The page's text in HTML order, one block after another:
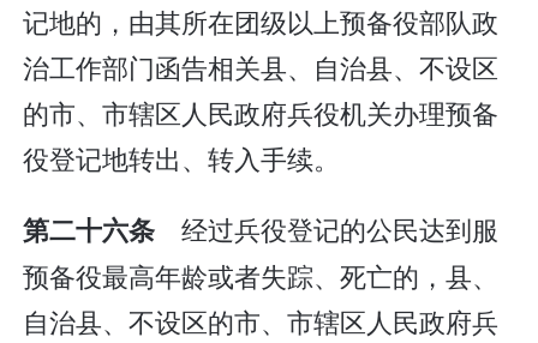
记地的，由其所在团级以上预备役部队政
治工作部门函告相关县、自治县、不设区
的市、市辖区人民政府兵役机关办理预备
役登记地转出、转入手续。
第二十六条经过兵役登记的公民达到服
预备役最高年龄或者失踪、死亡的，县、
自治县、不设区的市、市辖区人民政府兵